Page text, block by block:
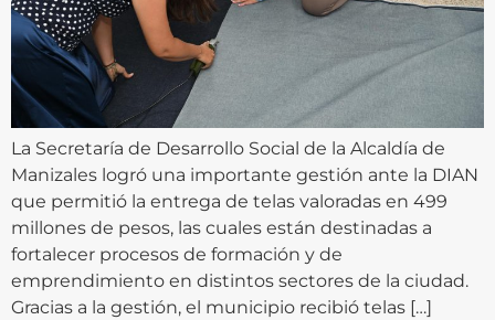
La Secretaría de Desarrollo Social de la Alcaldía de
Manizales logró una importante gestión ante la DIAN
que permitió la entrega de telas valoradas en 499
millones de pesos, las cuales están destinadas a
fortalecer procesos de formación y de
emprendimiento en distintos sectores de la ciudad.
Gracias a la gestión, el municipio recibió telas […]